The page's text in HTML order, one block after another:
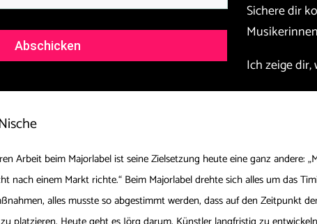
Abschicken
Sichere dir
Ich zeige
Arbeit beim Majorlabel ist seine Zielsetzung heute eine ganz
nach einem Markt richte.“ Beim Majorlabel drehte sich alles um das
alles musste so abgestimmt werden, dass auf den Zeitpunkt